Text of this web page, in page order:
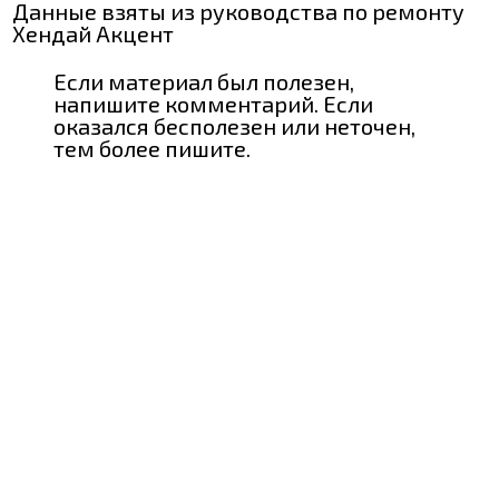
Данные взяты из руководства по ремонту
Хендай Акцент
Если материал был полезен,
напишите комментарий. Если
оказался бесполезен или неточен,
тем более пишите.